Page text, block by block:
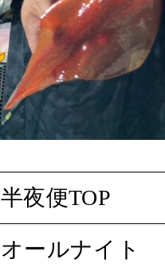
半夜便TOP
オールナイト